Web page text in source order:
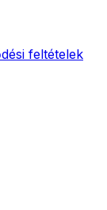
feltételek